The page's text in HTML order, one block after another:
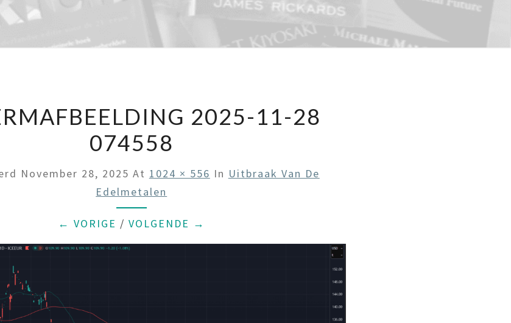
2025-11-28
074558
November 28, 2025 At 1024 × 556 In Uitbraak Van De
Edelmetalen
← VORIGE / VOLGENDE →